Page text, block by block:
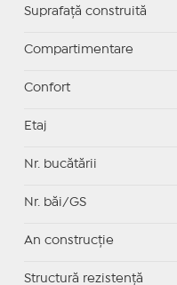
Suprafaţă construită
Compartimentare
Confort
Etaj
Nr. bucătării
Nr. băi/GS
An construcție
Structură rezistență